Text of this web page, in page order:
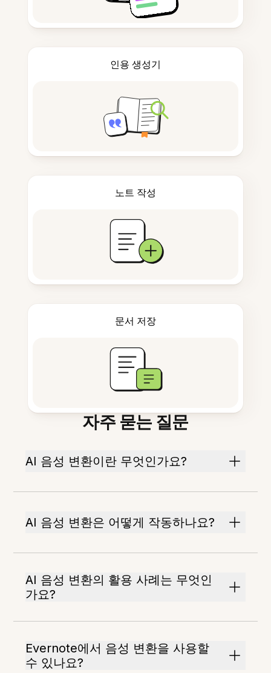
인용 생성기
노트 작성
문서 저장
자주 묻는 질문
AI 음성 변환이란 무엇인가요?
AI 음성 변환은 어떻게 작동하나요?
AI 음성 변환의 활용 사례는 무엇인
가요?
Evernote에서 음성 변환을 사용할
수 있나요?